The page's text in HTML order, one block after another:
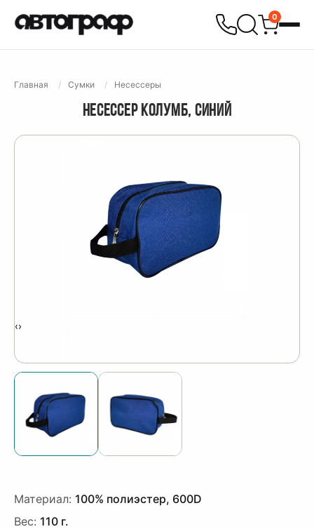
0
Главная Сумки Несессеры
НЕСЕССЕР КОЛУМБ, СИНИЙ
‹›
Материал: 100% полиэстер, 600D
Вес: 110 г.